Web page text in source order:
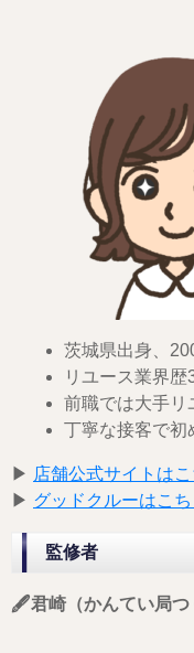
茨城県出身、
リユース業界歴
前職では大手リ
丁寧な接客で
▶︎ 店舗公式サイトはこ
▶︎ グッドクルーはこち
監修者
🖋️君崎（かんてい局つ